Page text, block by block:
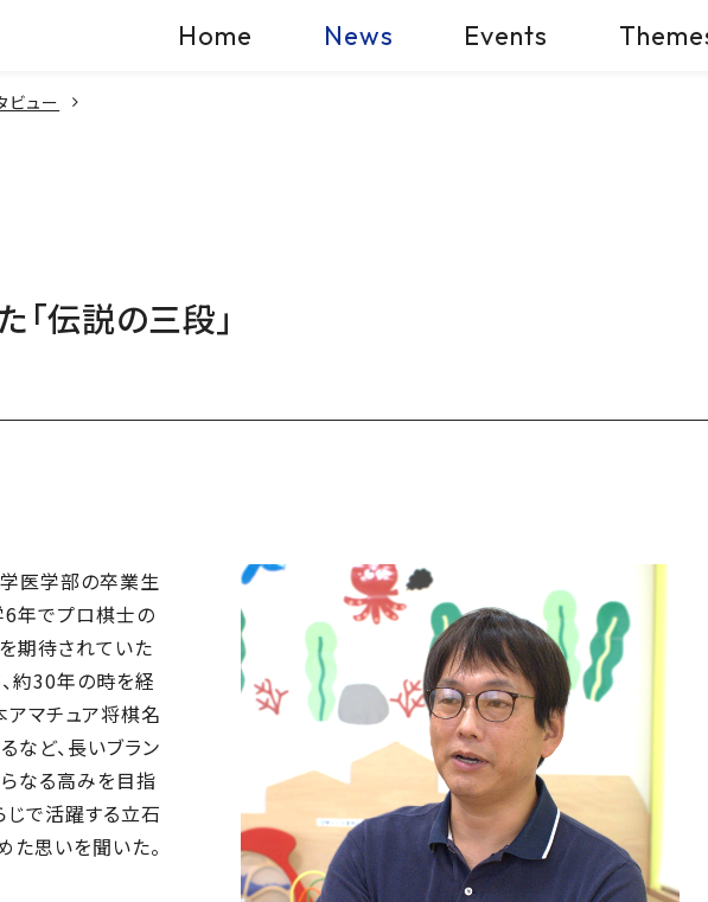
Home News Events
ビュー
伝説の三段」
医学部の卒業生
6年でプロ棋士の
期待されていた
約30年の時を経
アマチュア将棋名
など、長いブラン
らなる高みを目指
じで活躍する立石
た思いを聞いた。